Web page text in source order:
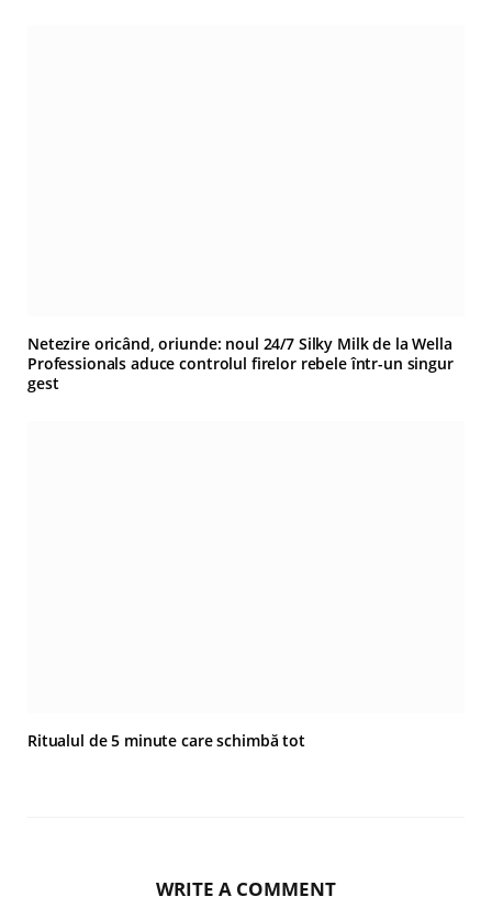
Netezire oricând, oriunde: noul 24/7 Silky Milk de la Wella
Professionals aduce controlul firelor rebele într-un singur
gest
Ritualul de 5 minute care schimbă tot
WRITE A COMMENT